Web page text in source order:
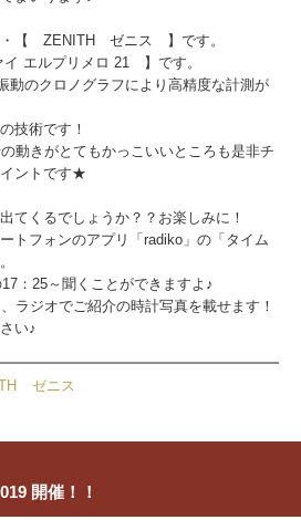
・【 ZENITH ゼニス 】です。
エルプリメロ 21 】です。
動のクロノグラフにより高精度な計測が
技術です！
動きがとてもかっこいいところも是非チ
イントです★
てくるでしょうか？？お楽しみに！
トフォンのアプリ「radiko」の「タイム
：25～聞くことができますよ♪
ラジオでご紹介の時計写真を載せます！
い♪
ゼニス
開催！！